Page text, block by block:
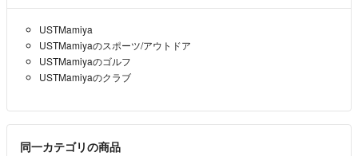
変申し訳ございませんでした。お値引き可能ですので、ご購入いただ
けるようでしたら、価格を変更いたしますので、ご連絡いただけます
と幸いです。 よろしくお願いいたします。
PT- 3日前
すみません、確実に即購入する前提でのお伺いでありますが、
11,250円への値引きは可能でしょうか？
予算に限りがあるため、誠に申しわけございません。
USTMamiya
USTMamiyaのスポーツ/アウトドア
USTMamiyaのゴルフ
USTMamiyaのクラブ
同一カテゴリの商品